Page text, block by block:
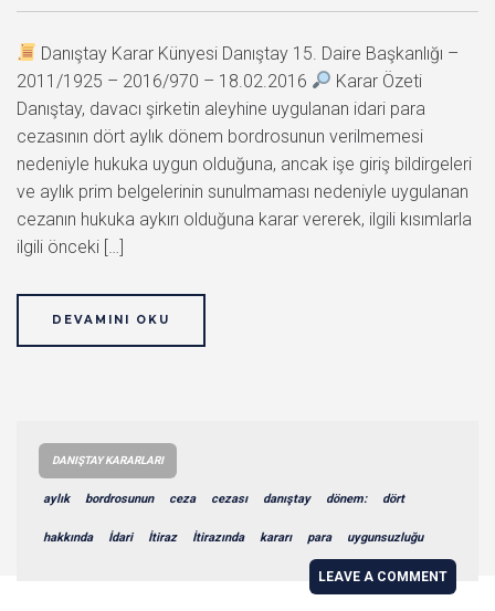
Danıştay Karar Künyesi Danıştay 15. Daire Başkanlığı –
2011/1925 – 2016/970 – 18.02.2016
Karar Özeti
Danıştay, davacı şirketin aleyhine uygulanan idari para
cezasının dört aylık dönem bordrosunun verilmemesi
nedeniyle hukuka uygun olduğuna, ancak işe giriş bildirgeleri
ve aylık prim belgelerinin sunulmaması nedeniyle uygulanan
cezanın hukuka aykırı olduğuna karar vererek, ilgili kısımlarla
ilgili önceki […]
DEVAMINI OKU
DANIŞTAY KARARLARI
aylık bordrosunun ceza cezası danıştay dönem: dört
hakkında İdari İtiraz İtirazında kararı para uygunsuzluğu
LEAVE A COMMENT